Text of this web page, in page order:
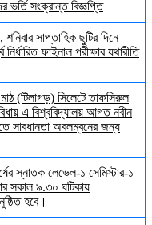
ভর্তি সংক্রান্ত বিজ্ঞপ্তি
সাপ্তাহিক ছুটির দিনে
ফাইনাল পরীক্ষার যথারীতি
(টিলাগড়) সিলেটে তাফসিরুল
এ বিশ্ববিদ্যালয় আগত নবীন
সাবধানতা অবলম্বনের জন্য
স্নাতক লেভেল-১ সেমিস্টার-১
সকাল ৯.৩০ ঘটিকায়
হবে।